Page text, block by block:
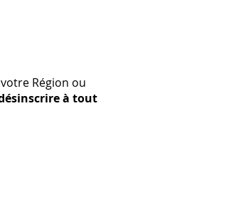
Région ou
à tout